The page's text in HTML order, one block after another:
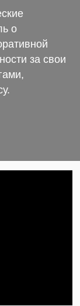
о
за свои